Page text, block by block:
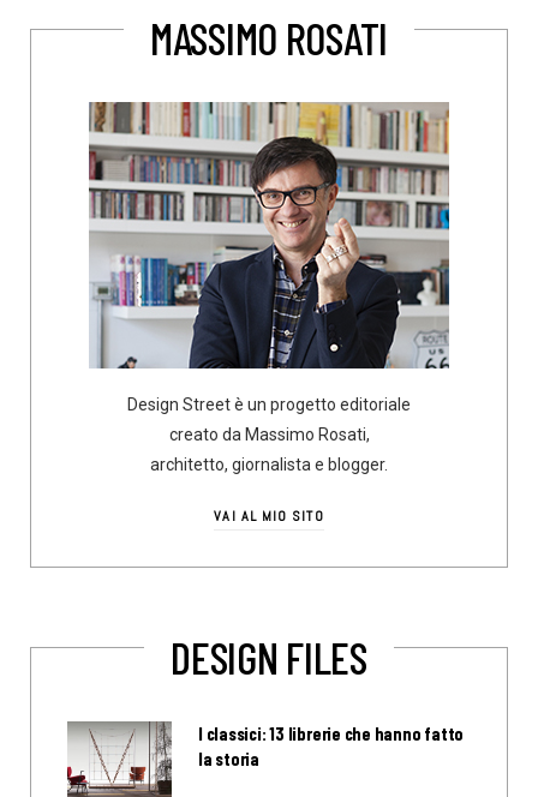
MASSIMO ROSATI
Design Street è un progetto editoriale
creato da Massimo Rosati,
architetto, giornalista e blogger.
VAI AL MIO SITO
DESIGN FILES
I classici: 13 librerie che hanno fatto
la storia